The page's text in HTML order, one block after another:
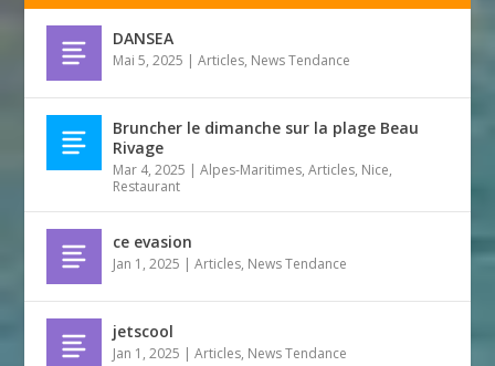
DANSEA
Mai 5, 2025 |Articles, News Tendance
Bruncher le dimanche sur la plage Beau
Rivage
Mar 4, 2025 |Alpes-Maritimes,Articles, Nice,
Restaurant
ce evasion
Jan 1, 2025 |Articles, News Tendance
jetscool
Jan 1, 2025 |Articles, News Tendance